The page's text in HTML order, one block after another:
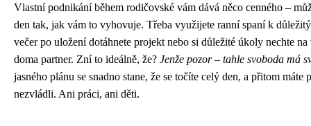
Vlastní podnikání během rodičovské vám dává něco cenného –
den tak, jak vám to vyhovuje. Třeba využijete ranní spaní k
večer po uložení dotáhnete projekt nebo si důležité úkoly nechte
doma partner. Zní to ideálně, že? Jenže pozor – tahle svoboda má
jasného plánu se snadno stane, že se točíte celý den, a přitom máte
nezvládli. Ani práci, ani děti.